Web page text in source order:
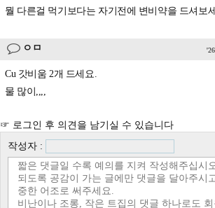
뭘 다른걸 먹기보다는 자기전에 변비약을 드셔보
ㅇㅁ
Cu 갓비움 2개 드세요.
물 많이,,,,
☞ 로그인 후 의견을 남기실 수 있습니다
작성자 :